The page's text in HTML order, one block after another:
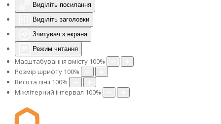
Виділіть посилання
Виділіть заголовки
Зчитувач з екрана
Режим читання
Масштабування вмісту 100%
Розмір шрифту 100%
Висота лінії 100%
Міжлітерний інтервал 100%